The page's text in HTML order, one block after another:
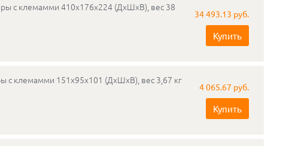
с клемамми 410х176х224 (ДхШхВ), вес 38
34 493.13 руб.
Купить
с клемамми 151х95х101 (ДхШхВ), вес 3,67 кг
4 065.67 руб.
Купить